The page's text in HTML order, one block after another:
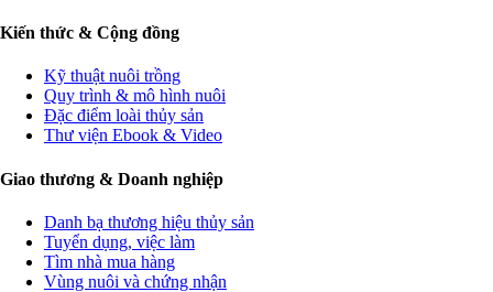
Kiến thức & Cộng đồng
Kỹ thuật nuôi trồng
Quy trình & mô hình nuôi
Đặc điểm loài thủy sản
Thư viện Ebook & Video
Giao thương & Doanh nghiệp
Danh bạ thương hiệu thủy sản
Tuyển dụng, việc làm
Tìm nhà mua hàng
Vùng nuôi và chứng nhận